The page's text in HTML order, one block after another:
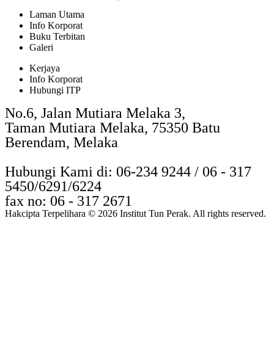
Laman Utama
Info Korporat
Buku Terbitan
Galeri
Kerjaya
Info Korporat
Hubungi ITP
No.6, Jalan Mutiara Melaka 3,
Taman Mutiara Melaka, 75350 Batu
Berendam, Melaka
Hubungi Kami di: 06-234 9244 / 06 - 317
5450/6291/6224
fax no: 06 - 317 2671
Hakcipta Terpelihara © 2026 Institut Tun Perak. All rights reserved.